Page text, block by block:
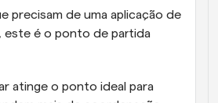
precisam de uma aplicação de
este é o ponto de partida
atinge o ponto ideal para